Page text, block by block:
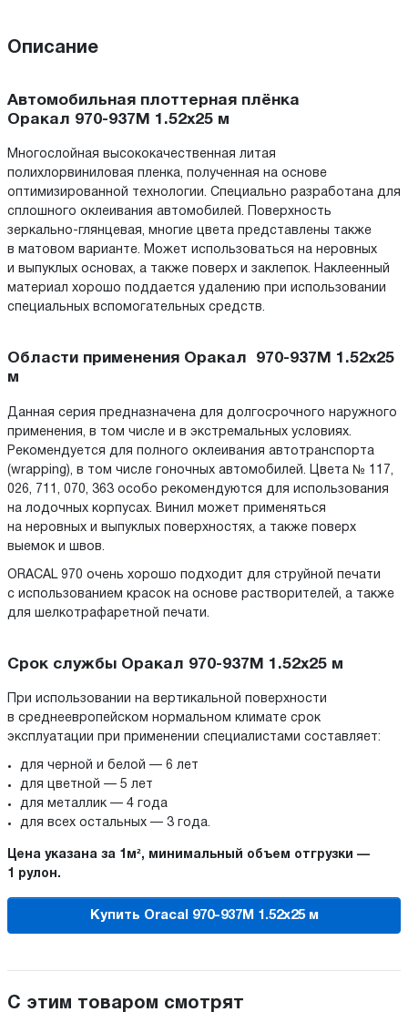
Описание
Автомобильная плоттерная плёнка
Оракал 970-937M 1.52x25 м
Многослойная высококачественная литая
полихлорвиниловая пленка, полученная на основе
оптимизированной технологии. Специально разработана для
сплошного оклеивания автомобилей. Поверхность
зеркально-глянцевая, многие цвета представлены также
в матовом варианте. Может использоваться на неровных
и выпуклых основах, а также поверх и заклепок. Наклеенный
материал хорошо поддается удалению при использовании
специальных вспомогательных средств.
Области применения Оракал 970-937M 1.52x25
м
Данная серия предназначена для долгосрочного наружного
применения, в том числе и в экстремальных условиях.
Рекомендуется для полного оклеивания автотранспорта
(wrapping), в том числе гоночных автомобилей. Цвета № 117,
026, 711, 070, 363 особо рекомендуются для использования
на лодочных корпусах. Винил может применяться
на неровных и выпуклых поверхностях, а также поверх
выемок и швов.
ORACAL 970 очень хорошо подходит для струйной печати
с использованием красок на основе растворителей, а также
для шелкотрафаретной печати.
Срок службы Оракал 970-937M 1.52x25 м
При использовании на вертикальной поверхности
в среднеевропейском нормальном климате срок
эксплуатации при применении специалистами составляет:
для черной и белой — 6 лет
для цветной — 5 лет
для металлик — 4 года
для всех остальных — 3 года.
Цена указана за 1м², минимальный объем отгрузки —
1 рулон.
Купить Oracal 970-937M 1.52x25 м
С этим товаром смотрят